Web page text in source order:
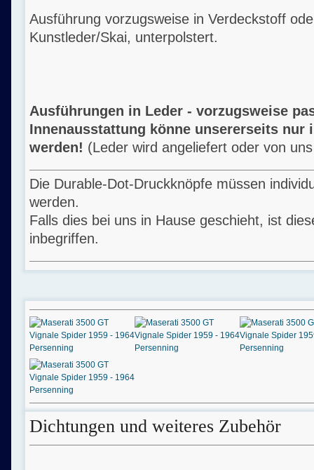
Ausführung vorzugsweise in Verdeckstoff
Kunstleder/Skai, unterpolstert.
Ausführungen in Leder - vorzugsweise
Innenausstattung könne unsererseits
werden! (Leder wird angeliefert oder von
Die Durable-Dot-Druckknöpfe müssen
werden.
Falls dies bei uns in Hause geschieht, ist
inbegriffen.
Dichtungen und weiteres Zubehör